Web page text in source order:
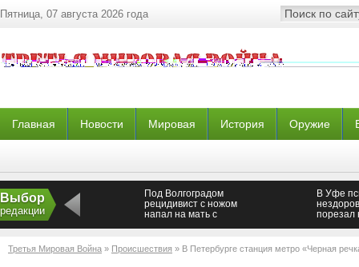
Пятница, 07 августа 2026 года
Главная Новости Мировая История Оружие
Выбор
редакции
Под Волгоградом
рецидивист с ножом
напал на мать с
В Уфе
порезал
Третья Мировая Война » Происшествия » В Петербурге станция метро «Черная